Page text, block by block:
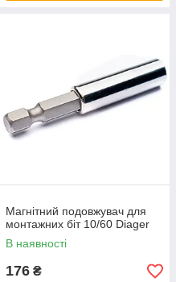
Магнітний подовжувач для
монтажних біт 10/60 Diager
В наявності
176 ₴